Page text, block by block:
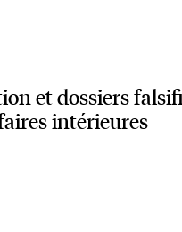
et dossiers
intérieures